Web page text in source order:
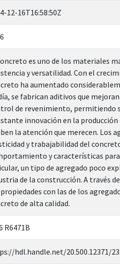
12-16T16:58:50Z
es uno de los materiales
y versatilidad. Con el
ha aumentado
se fabrican aditivos que
de revenimiento, permitiendo
innovación en la
la atención que merecen. Los
y trabajabilidad del
y características
un tipo de agregado poco
de la construcción. A través
propiedades con las de los
de alta calidad.
R6471B
hdl.handle.net/20.500.12371/